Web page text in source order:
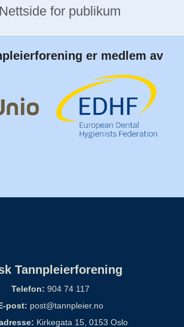
Nettside for publikum
er medlem av
Tannpleierforening
Telefon: 904 74 117
post: post@tannpleier.no
Kirkegata 15, 0153 Oslo